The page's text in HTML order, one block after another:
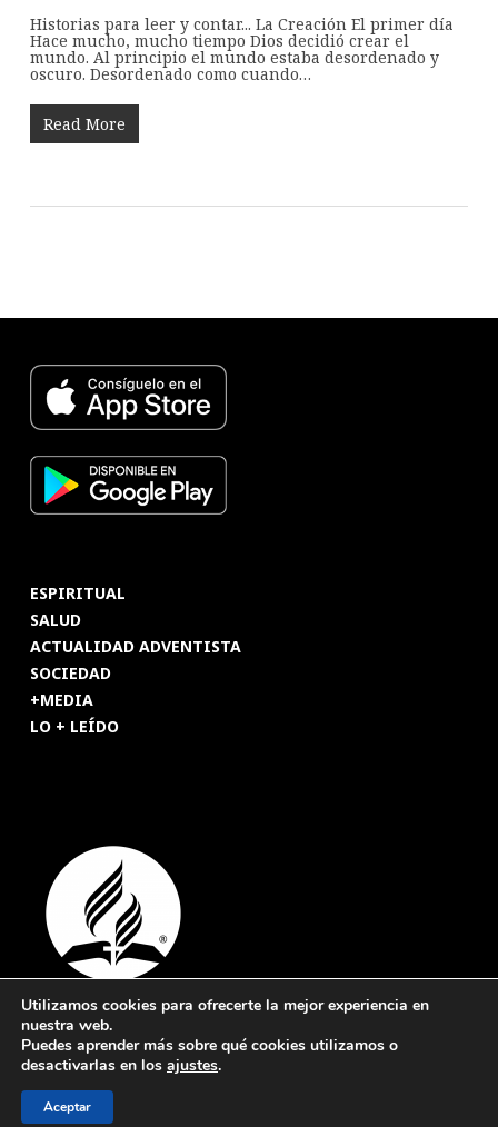
Historias para leer y contar... La Creación El primer día
Hace mucho, mucho tiempo Dios decidió crear el
mundo. Al principio el mundo estaba desordenado y
oscuro. Desordenado como cuando…
Read More
ESPIRITUAL
SALUD
ACTUALIDAD ADVENTISTA
SOCIEDAD
+MEDIA
LO + LEÍDO
© 2026 Revista Adventista de España. UICASDE. Derechos
reservados.
Utilizamos cookies para ofrecerte la mejor experiencia en
nuestra web.
Puedes aprender más sobre qué cookies utilizamos o
desactivarlas en los ajustes.
Aceptar